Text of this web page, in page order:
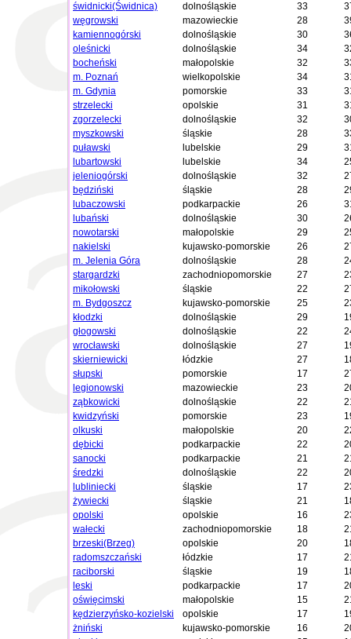
świdnicki(Świdnica)
dolnośląskie 33
węgrowski
mazowieckie 28
kamiennogórski
dolnośląskie 30
oleśnicki
dolnośląskie 34
bocheński
małopolskie 32
m. Poznań
wielkopolskie 34
m. Gdynia
pomorskie 33
strzelecki
opolskie 31
zgorzelecki
dolnośląskie 32
myszkowski
śląskie 28
puławski
lubelskie 29
lubartowski
lubelskie 34
jeleniogórski
dolnośląskie 32
będziński
śląskie 28
lubaczowski
podkarpackie 26
lubański
dolnośląskie 30
nowotarski
małopolskie 29
nakielski
kujawsko-pomorskie 26
m. Jelenia Góra
dolnośląskie 28
stargardzki
zachodniopomorskie 27
mikołowski
śląskie 22
m. Bydgoszcz
kujawsko-pomorskie 25
kłodzki
dolnośląskie 29
głogowski
dolnośląskie 22
wrocławski
dolnośląskie 27
skierniewicki
łódzkie 27
słupski
pomorskie 17
legionowski
mazowieckie 23
ząbkowicki
dolnośląskie 22
kwidzyński
pomorskie 23
olkuski
małopolskie 20
dębicki
podkarpackie 22
sanocki
podkarpackie 21
średzki
dolnośląskie 22
lubliniecki
śląskie 17
żywiecki
śląskie 21
opolski
opolskie 16
wałecki
zachodniopomorskie 18
brzeski(Brzeg)
opolskie 20
radomszczański
łódzkie 17
raciborski
śląskie 19
leski
podkarpackie 17
oświęcimski
małopolskie 15
kędzierzyńsko-kozielski
opolskie 17
żniński
kujawsko-pomorskie 16